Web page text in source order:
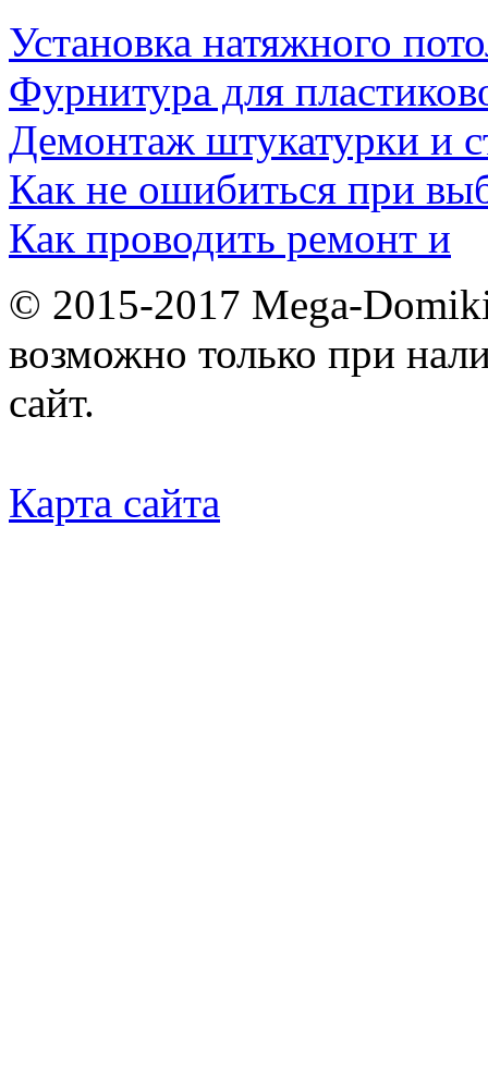
Установка натяжного
Фурнитура для
Демонтаж штукатурки и
Как не ошибиться при
Как проводить ремонт и
© 2015-2017 Mega-
возможно только при
сайт.
Карта сайта